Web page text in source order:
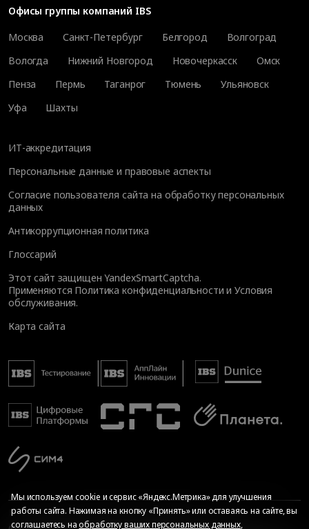
Офисы группы компаний IBS
Москва
Санкт-Петербург Белгород
Волгоград
Вологда
Нижний Новгород Новочеркасск
Омск
Пенза
Пермь Таганрог Тюмень
Ульяновск
Уфа
Шахты
ИТ-аккредитация
Персональные данные и правовые аспекты
Согласие пользователя сайта на обработку персональных
данных
Антикоррупционная политика
Глоссарий
Этот сайт защищен YandexSmartCaptcha.
Применяются Политика конфиденциальности иУсловия
обслуживания.
Карта сайта
Мы используем cookie и сервис «Яндекс.Метрика» для улучшения
работы сайта. Нажимая на кнопку «Принять» или оставаясь на сайте, вы
соглашаетесь наобработку ваших персональных данных,